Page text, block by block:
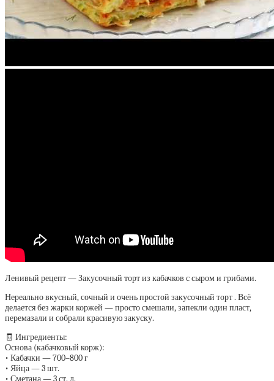
Ленивый рецепт — Закусочный торт из кабачков с сыром и грибами.
Нереально вкусный, сочный и очень простой закусочный торт . Всё
делается без жарки коржей — просто смешали, запекли один пласт,
перемазали и собрали красивую закуску.
🧾 Ингредиенты:
Основа (кабачковый корж):
• Кабачки — 700–800 г
• Яйца — 3 шт.
• Сметана — 3 ст. л.